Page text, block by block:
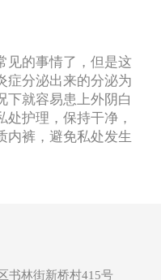
见的事情了，但是这
症分泌出来的分泌为
下就容易患上外阴白
护理，保持干净，
内裤，避免私处发生
书林街新桥村415号